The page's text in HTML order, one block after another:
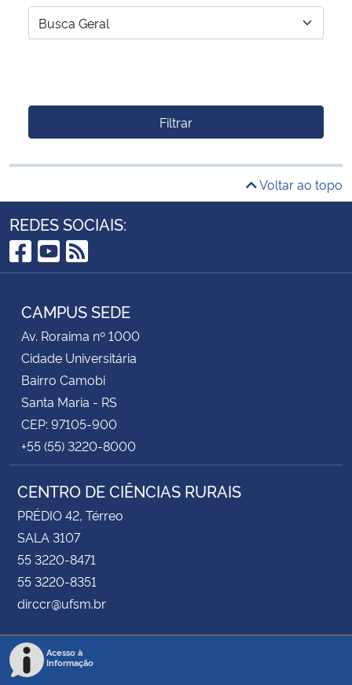
Filtrar
Voltar ao topo
REDES SOCIAIS:
Facebook
YouTube
RSS
CAMPUS SEDE
Av. Roraima nº 1000
Cidade Universitária
Bairro Camobi
Santa Maria - RS
CEP: 97105-900
+55 (55) 3220-8000
CENTRO DE CIÊNCIAS RURAIS
PRÉDIO 42, Térreo
SALA 3107
55 3220-8471
55 3220-8351
dirccr@ufsm.br
Acesso à
Informação